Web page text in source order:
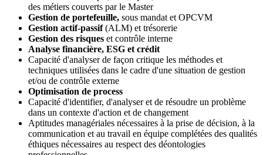
des métiers couverts par le Master
Gestion de portefeuille, sous mandat et OPCVM
Gestion actif-passif(ALM) et trésorerie
Gestion des risques et contrôle interne
Analyse financière, ESG et crédit
Capacité d'analyser de façon critique les méthodes et
techniques utilisées dans le cadre d'une situation de gestion
et/ou de contrôle externe
Optimisation de process
Capacité d'identifier, d'analyser et de résoudre un problème
dans un contexte d'action et de changement
Aptitudes managériales nécessaires à la prise de décision, à la
communication et au travail en équipe complétées des qualités
éthiques nécessaires au respect des déontologies